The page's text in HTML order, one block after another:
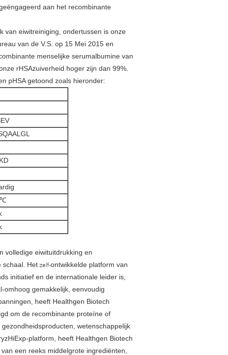
aan het recombinante
van eiwitreiniging, ondertussen is onze
van de V.S. op 15 Mei 2015 en
menselijke serumalbumine van
rHSAzuiverheid hoger zijn dan 99%.
pHSA getoond zoals hieronder:
volledige eiwituitdrukking en
schaal. Het zelf-ontwikkelde platform van
initiatief en de internationale leider is,
omhoog gemakkelijk, eenvoudig
heeft Healthgen Biotech
om de recombinante proteïne of
wetenschappelijk
platform, heeft Healthgen Biotech
een reeks middelgrote ingrediënten,